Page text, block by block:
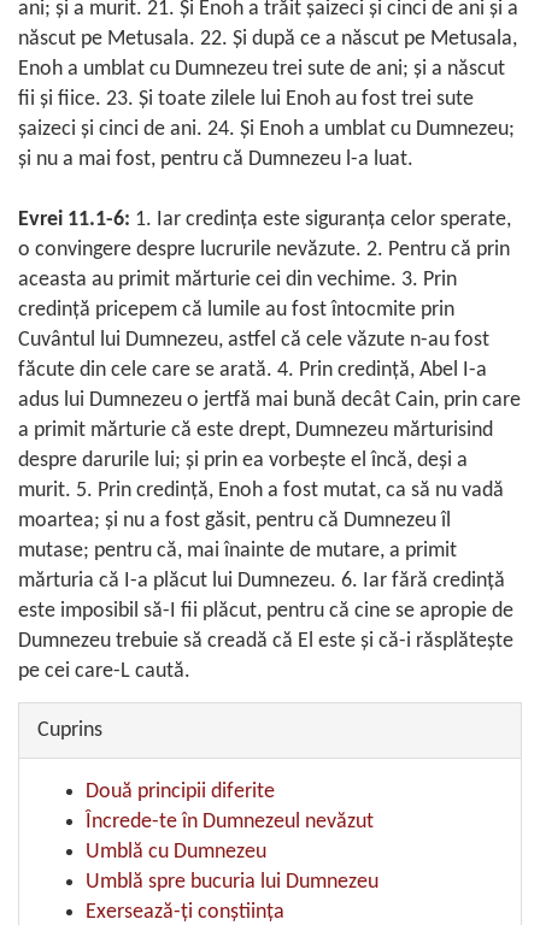
ani; şi a murit. 21. Şi Enoh a trăit şaizeci şi cinci de ani şi a
născut pe Metusala. 22. Şi după ce a născut pe Metusala,
Enoh a umblat cu Dumnezeu trei sute de ani; şi a născut
fii şi fiice. 23. Şi toate zilele lui Enoh au fost trei sute
şaizeci şi cinci de ani. 24. Şi Enoh a umblat cu Dumnezeu;
şi nu a mai fost, pentru că Dumnezeu l-a luat.
Evrei 11.1-6: 1. Iar credinţa este siguranţa celor sperate,
o convingere despre lucrurile nevăzute. 2. Pentru că prin
aceasta au primit mărturie cei din vechime. 3. Prin
credinţă pricepem că lumile au fost întocmite prin
Cuvântul lui Dumnezeu, astfel că cele văzute n-au fost
făcute din cele care se arată. 4. Prin credinţă, Abel I-a
adus lui Dumnezeu o jertfă mai bună decât Cain, prin care
a primit mărturie că este drept, Dumnezeu mărturisind
despre darurile lui; şi prin ea vorbeşte el încă, deşi a
murit. 5. Prin credinţă, Enoh a fost mutat, ca să nu vadă
moartea; şi nu a fost găsit, pentru că Dumnezeu îl
mutase; pentru că, mai înainte de mutare, a primit
mărturia că I-a plăcut lui Dumnezeu. 6. Iar fără credinţă
este imposibil să-I fii plăcut, pentru că cine se apropie de
Dumnezeu trebuie să creadă că El este şi că-i răsplăteşte
pe cei care-L caută.
Cuprins
Două principii diferite
Încrede-te în Dumnezeul nevăzut
Umblă cu Dumnezeu
Umblă spre bucuria lui Dumnezeu
Exersează-ţi conştiinţa